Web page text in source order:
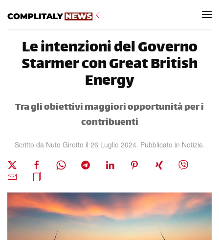
Le intenzioni del Governo
Starmer con Great British
Energy
Tra gli obiettivi maggiori opportunità per i
contribuenti
Scritto da Nuto Girotto il 26 Luglio 2024. Pubblicato in Notizie.